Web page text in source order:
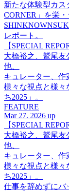
新たな体験型カス
CORNER」を栄・
レポート。
【SPECIAL
大橋裕之、鷲尾友
他、
キュレーター、作
様々な視点と様々
ち2025」。
FEATURE
Mar 27. 2026 up
【SPECIAL
大橋裕之、鷲尾友
他、
キュレーター、作
様々な視点と様々
ち2025」。
仕事を辞めずにバ